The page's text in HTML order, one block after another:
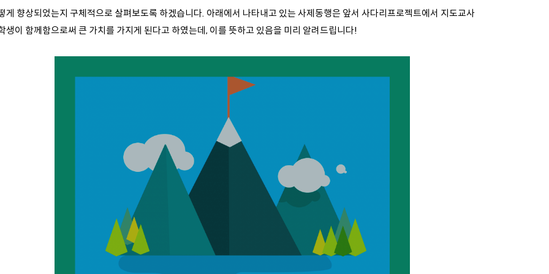
게 향상되었는지 구체적으로 살펴보도록 하겠습니다. 아래에서 나타내고 있는 사제동행은 앞서 사다리프로젝트에서 지도교사
생이 함께함으로써 큰 가치를 가지게 된다고 하였는데, 이를 뜻하고 있음을 미리 알려드립니다!